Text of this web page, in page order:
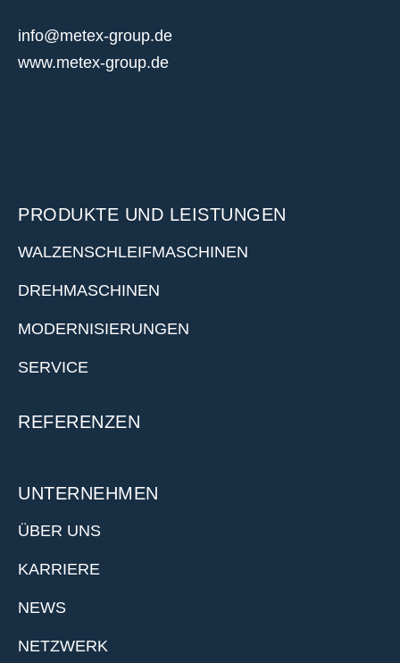
info@metex-group.de
www.metex-group.de
PRODUKTE UND LEISTUNGEN
WALZENSCHLEIFMASCHINEN
DREHMASCHINEN
MODERNISIERUNGEN
SERVICE
REFERENZEN
UNTERNEHMEN
ÜBER UNS
KARRIERE
NEWS
NETZWERK